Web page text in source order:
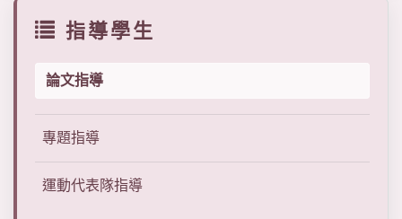
指導學生
論文指導
專題指導
運動代表隊指導